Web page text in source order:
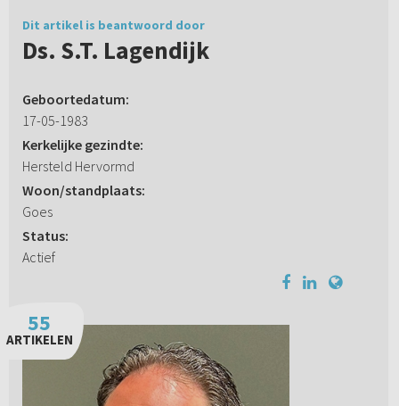
Dit artikel is beantwoord door
Ds. S.T. Lagendijk
Geboortedatum:
17-05-1983
Kerkelijke gezindte:
Hersteld Hervormd
Woon/standplaats:
Goes
Status:
Actief
55
ARTIKELEN